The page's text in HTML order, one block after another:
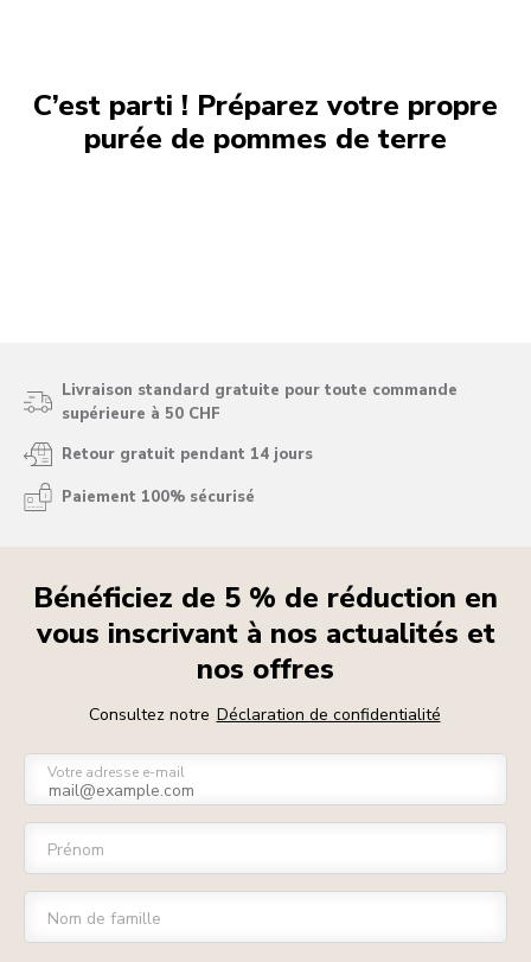
C’est parti ! Préparez votre propre
purée de pommes de terre
Livraison standard gratuite pour toute commande
supérieure à 50 CHF
Retour gratuit pendant 14 jours
Paiement 100% sécurisé
Bénéficiez de 5 % de réduction en
vous inscrivant à nos actualités et
nos offres
Consultez notre Déclaration de confidentialité
Votre adresse e-mail
Prénom
Nom de famille